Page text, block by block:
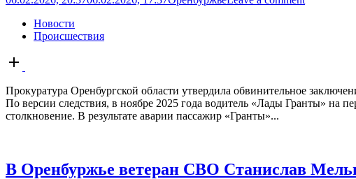
Новости
Происшествия
Open
post
Прокуратура Оренбургской области утвердила обвинительное
По версии следствия, в ноябре 2025 года водитель «Лады Гранты» на
столкновение. В результате аварии пассажир «Гранты»...
В Оренбуржье ветеран СВО Станислав